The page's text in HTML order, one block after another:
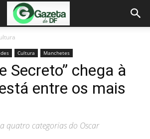
Cultura Manchetes
Secreto” chega à
entre os mais
quatro categorias do Oscar